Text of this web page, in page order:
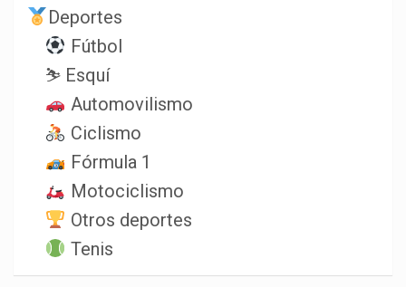
Deportes
Fútbol
⛷️ Esquí
Automovilismo
Ciclismo
Fórmula 1
Motociclismo
Otros deportes
Tenis